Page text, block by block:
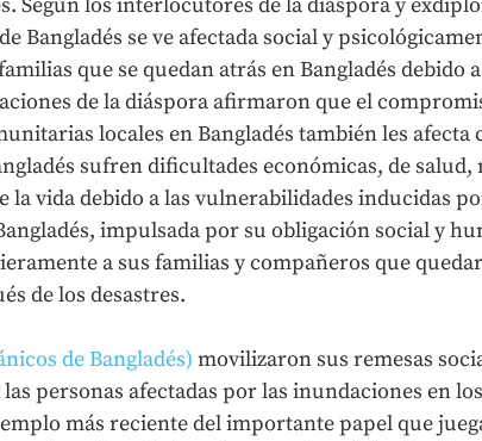
Bangladés se ve afectada social y
que se quedan atrás en Bangladés debido
de la diáspora afirmaron que el
locales en Bangladés también les afecta
sufren dificultades económicas, de salud,
la vida debido a las vulnerabilidades inducidas
impulsada por su obligación social y
a sus familias y compañeros que
de los desastres.
de Bangladés) movilizaron sus remesas
personas afectadas por las inundaciones en
más reciente del importante papel que